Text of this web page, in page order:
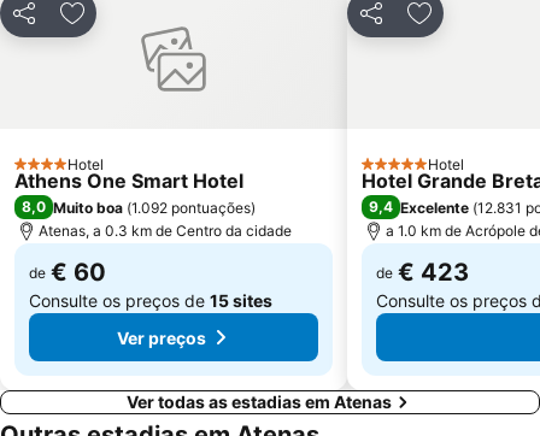
Egaleo
Agia Paraskevi
Metropolitan EXPO
Parousies
Esrever On
Exarchion square
Athens University
Merlin de Douai Mansion The Embassy of France
Museu Nacional de Arqueologia
PartilharAdicionar aos favoritos
4 Estrelas
Hotel
Athens One Smart Hotel
8,0 Muito boa (1.092 pontuações)
Atenas, a 0.3 km de Centro da cidade
de € 60
Consulte os preços de 15 sites
Ver preços
PartilharAdicionar
5 EstrelasHotel
Hotel Grande
9,4 Excelente (12.831
a 1.0 km de Acrópole
de € 423
Consulte os preços
Ver todas as estadias em Atenas